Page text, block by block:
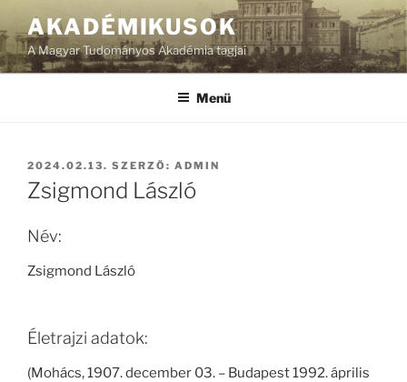
AKADÉMIKUSOK
A Magyar Tudományos Akadémia tagjai
Menü
BEKÜLDVE:
2024.02.13. SZERZŐ: ADMIN
Zsigmond László
Név:
Zsigmond László
Életrajzi adatok:
(Mohács, 1907. december 03. – Budapest 1992. április